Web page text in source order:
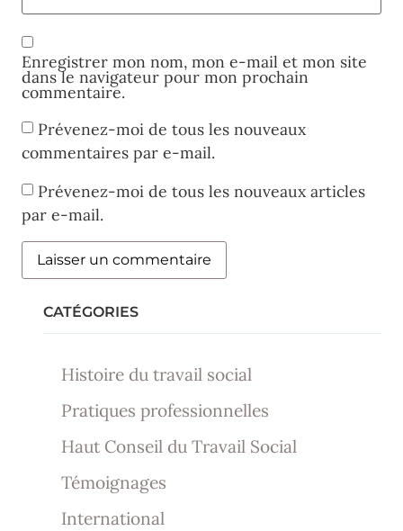
Enregistrer mon nom, mon e-mail et mon site
dans le navigateur pour mon prochain
commentaire.
Prévenez-moi de tous les nouveaux
commentaires par e-mail.
Prévenez-moi de tous les nouveaux articles
par e-mail.
CATÉGORIES
Histoire du travail social
Pratiques professionnelles
Haut Conseil du Travail Social
Témoignages
International